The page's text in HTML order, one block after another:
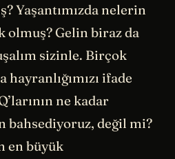
Yaşantımızda nelerin
olmuş? Gelin biraz da
sizinle. Birçok
ifade
ne kadar
bahsediyoruz, değil mi?
en büyük